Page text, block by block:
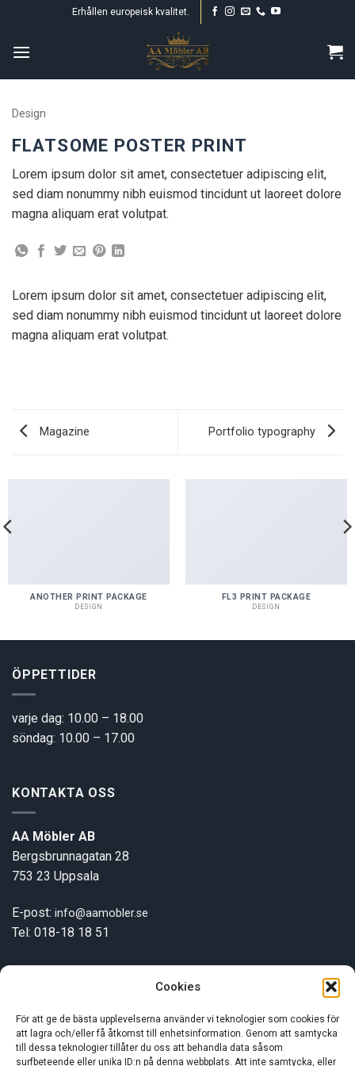
Cookies
För att ge de bästa upplevelserna använder vi teknologier som cookies för
att lagra och/eller få åtkomst till enhetsinformation. Genom att samtycka
till dessa teknologier tillåter du oss att behandla data såsom
surfbeteende eller unika ID:n på denna webbplats. Att inte samtycka, eller
content
Erhållen europeisk kvalitet.
Design
FLATSOME POSTER PRINT
Lorem ipsum dolor sit amet, consectetuer adipiscing elit,
sed diam nonummy nibh euismod tincidunt ut laoreet dolore
magna aliquam erat volutpat.
Lorem ipsum dolor sit amet, consectetuer adipiscing elit,
sed diam nonummy nibh euismod tincidunt ut laoreet dolore
magna aliquam erat volutpat.
Magazine Portfolio typography
ANOTHER PRINT PACKAGE
DESIGN
FL3 PRINT PACKAGE
DESIGN
ÖPPETTIDER
varje dag: 10.00 – 18.00
söndag: 10.00 – 17.00
KONTAKTA OSS
AA Möbler AB
Bergsbrunnagatan 28
753 23 Uppsala
E-post: info@aamobler.se
Tel: 018-18 18 51
Om oss
Kundservice